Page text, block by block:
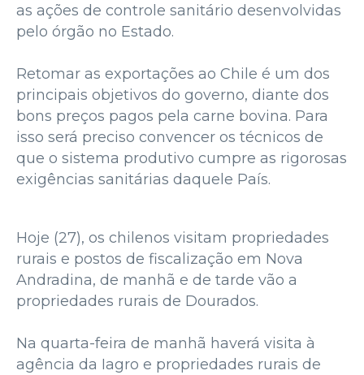
as ações de controle sanitário desenvolvidas
pelo órgão no Estado.
Retomar as exportações ao Chile é um dos
principais objetivos do governo, diante dos
bons preços pagos pela carne bovina. Para
isso será preciso convencer os técnicos de
que o sistema produtivo cumpre as rigorosas
exigências sanitárias daquele País.
Hoje (27), os chilenos visitam propriedades
rurais e postos de fiscalização em Nova
Andradina, de manhã e de tarde vão a
propriedades rurais de Dourados.
Na quarta-feira de manhã haverá visita à
agência da Iagro e propriedades rurais de